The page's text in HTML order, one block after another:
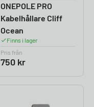
ONEPOLE PRO
Kabelhållare Cliff
Ocean
Finns i lager
Pris från
750 kr